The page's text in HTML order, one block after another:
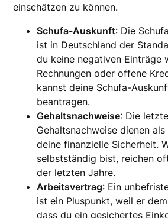
einschätzen zu können.
Schufa-Auskunft: Die
ist in Deutschland der
du keine negativen Einträge
Rechnungen oder offene
kannst deine Schufa-
beantragen.
Gehaltsnachweise: Die
Gehaltsnachweise dienen
deine finanzielle Sicherheit.
selbstständig bist, reichen
der letzten Jahre.
Arbeitsvertrag: Ein
ist ein Pluspunkt, weil er
dass du ein gesichertes